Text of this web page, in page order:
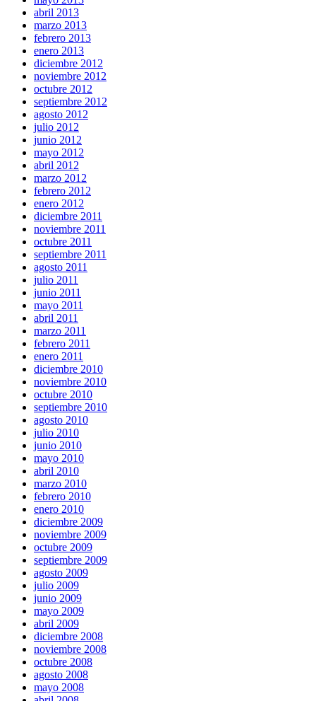
abril 2013
marzo 2013
febrero 2013
enero 2013
diciembre 2012
noviembre 2012
octubre 2012
septiembre 2012
agosto 2012
julio 2012
junio 2012
mayo 2012
abril 2012
marzo 2012
febrero 2012
enero 2012
diciembre 2011
noviembre 2011
octubre 2011
septiembre 2011
agosto 2011
julio 2011
junio 2011
mayo 2011
abril 2011
marzo 2011
febrero 2011
enero 2011
diciembre 2010
noviembre 2010
octubre 2010
septiembre 2010
agosto 2010
julio 2010
junio 2010
mayo 2010
abril 2010
marzo 2010
febrero 2010
enero 2010
diciembre 2009
noviembre 2009
octubre 2009
septiembre 2009
agosto 2009
julio 2009
junio 2009
mayo 2009
abril 2009
diciembre 2008
noviembre 2008
octubre 2008
agosto 2008
mayo 2008